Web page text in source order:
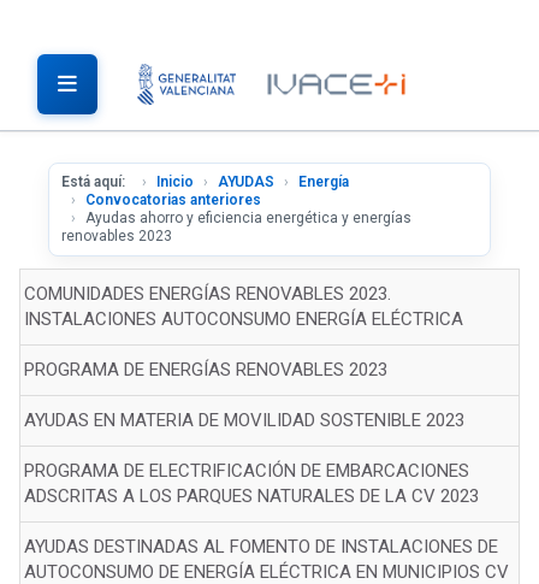
Está aquí: Inicio AYUDAS
Energía
Convocatorias anteriores
Ayudas ahorro y eficiencia energética y energías
renovables 2023
COMUNIDADES ENERGÍAS RENOVABLES 2023.
INSTALACIONES AUTOCONSUMO ENERGÍA ELÉCTRICA
PROGRAMA DE ENERGÍAS RENOVABLES 2023
AYUDAS EN MATERIA DE MOVILIDAD SOSTENIBLE 2023
PROGRAMA DE ELECTRIFICACIÓN DE EMBARCACIONES
ADSCRITAS A LOS PARQUES NATURALES DE LA CV 2023
AYUDAS DESTINADAS AL FOMENTO DE INSTALACIONES DE
AUTOCONSUMO DE ENERGÍA ELÉCTRICA EN MUNICIPIOS CV